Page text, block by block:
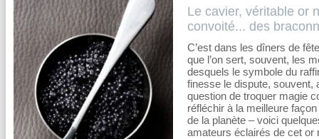
Le cavier, véritable or
convoité... des
C’est dans les dîners de
que l’on sert, souvent, les
desquels le symbole du
finesse le dispute, souvent,
question de troquer magie
réfléchir à la meilleure
de la planète – voici
amateurs éclairés de cet